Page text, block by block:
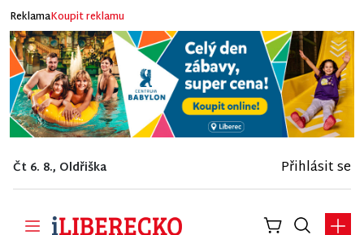
ReklamaKoupit reklamu
Čt 6. 8., Oldřiška Přihlásit se